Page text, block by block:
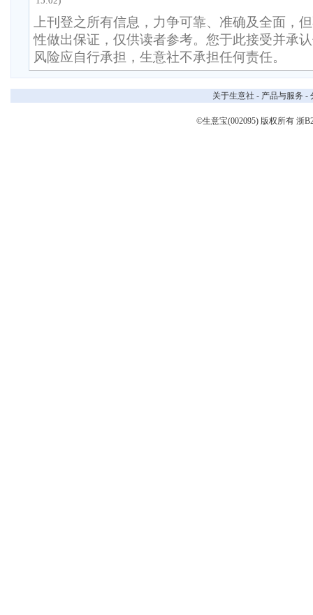
上刊登之所有信息，力争可靠、准确及全面，
性做出保证，仅供读者参考。您于此接受并承
风险应自行承担，生意社不承担任何责任。
关于生意社 - 产品与服务 -
©生意宝(002095) 版权所有 浙